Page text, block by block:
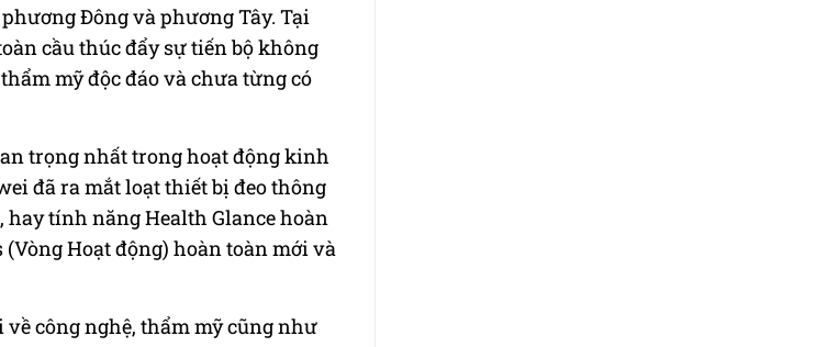
Đông và phương Tây. Tại
cầu thúc đẩy sự tiến bộ không
mỹ độc đáo và chưa từng có
trọng nhất trong hoạt động kinh
đã ra mắt loạt thiết bị đeo thông
hay tính năng Health Glance hoàn
Hoạt động) hoàn toàn mới và
công nghệ, thẩm mỹ cũng như